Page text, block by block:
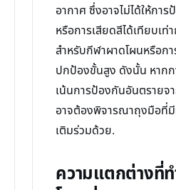
อากาศ ซึ่งอาจไม่ได้ให้กา
หรือการเสียดสีได้เทียบเท่
สำหรับกีฬาผาดโผนหรือก
ปกป้องขั้นสูง ดังนั้น หาก
เน้นการป้องกันอันตรายจ
อาจต้องพิจารณาถุงมือที่มี
เติมร่วมด้วย.
ความแตกต่างที่